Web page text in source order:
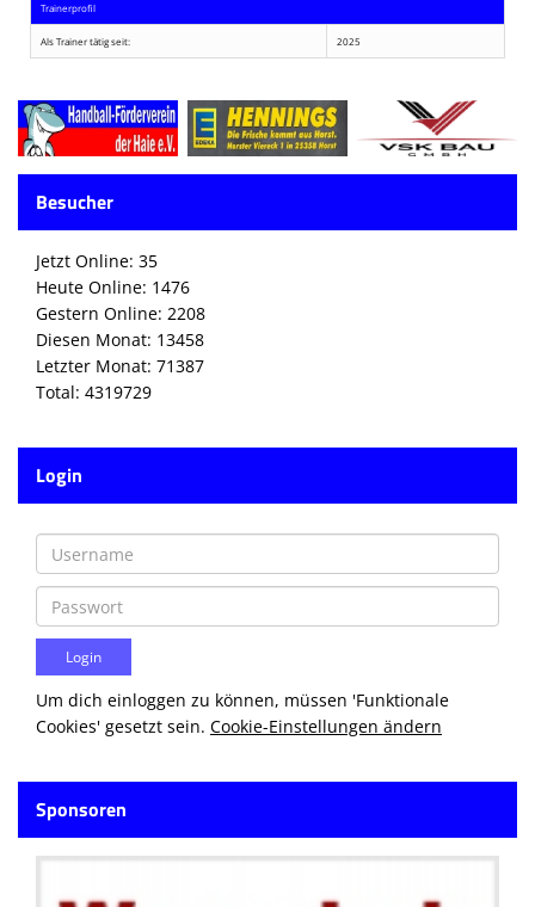
Trainerprofil
Als Trainer tätig seit: 2025
Besucher
Jetzt Online: 35
Heute Online: 1476
Gestern Online: 2208
Diesen Monat: 13458
Letzter Monat: 71387
Total: 4319729
Login
Um dich einloggen zu können, müssen 'Funktionale
Cookies' gesetzt sein. Cookie-Einstellungen ändern
Sponsoren